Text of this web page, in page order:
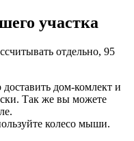
участка
отдельно, 95
дом-комлект и
Так же вы можете
колесо мыши.